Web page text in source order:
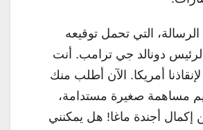
التي تحمل توقيعه
الرئيس دونالد جي ترامب. أنت
أمريكا. الآن أطلب منك
مساهمة صغيرة مستدامة،
أجندة ماغا! هل يمكنني